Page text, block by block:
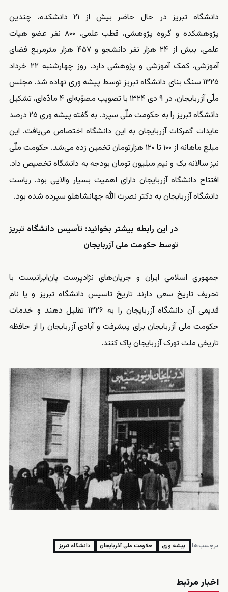
دانشگاه تبریز در حال حاضر بیش از ۲۱ دانشکده، چندین
پژوهشکده و گروه پژوهشی، قطب علمی، ۸۰۰ نفر عضو هیات
علمی، بیش از ۲۴ هزار نفر دانشجو و ۴۵۷ هزار مترمربع فضای
آموزشی، کمک آموزشی و پژوهشی دارد. روز چهارشنبه ۲۲ خرداد
۱۳۲۵ سنگ بنای دانشگاه تبریز توسط پیشه ‎وری نهاده شد. مجلس
ملّی آزربایجان، در ۹ دی ۱۳۲۴ با تصویب مصوّبه‌ای ۴ مادّه‌ای، تشکیل
دانشگاه تبریز را به حکومت ملّی سپرد. به گفته پیشه ‎وری ۲۵ درصد
عایدات گمرکات آزربایجان به این دانشگاه اختصاص می‌یافت. این
مبلغ ماهانه از ۱۰۰ تا ۱۲۰ هزارتومان تخمین زده می‌شد. حکومت ملّی
نیز سالانه یک و نیم میلیون تومان بودجه به دانشگاه تخصیص داد.
افتتاح دانشگاه آزربایجان دارای اهمیت بسیار والایی بود. ریاست
دانشگاه آزربایجان به دکتر نصرت الله جهانشاهلو سپرده شده بود.
در این رابطه بیشتر بخوانید: تأسیس دانشگاه تبریز
توسط حکومت ملی آزربایجان
جمهوری اسلامی ایران و جریان‌های نژادپرست پان‌ایرانیست با
تحریف تاریخ سعی دارند تاریخ تاسیس دانشگاه تبریز و یا نام
قدیمی آن دانشگاه آزربایجان را به ۱۳۲۶ تقلیل دهند و خدمات
حکومت ملی آزربایجان برای پیشرفت و آبادی آزربایجان را از حافظه
تاریخی ملت تورک آزربایجان پاک کنند.
برچسب‌ها: پیشه وری حکومت ملی آذربایجان دانشگاه تبریز
اخبار مرتبط